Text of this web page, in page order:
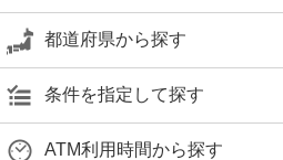
都道府県から探す
条件を指定して探す
ATM利用時間から探す